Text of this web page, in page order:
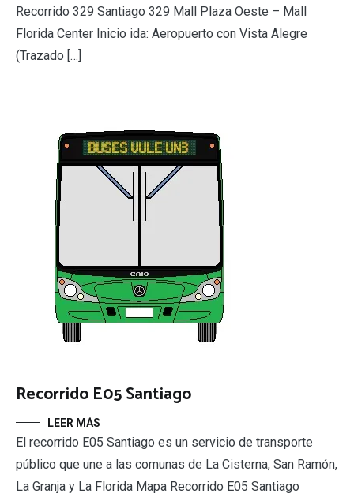
Recorrido 329 Santiago 329 Mall Plaza Oeste – Mall
Florida Center Inicio ida: Aeropuerto con Vista Alegre
(Trazado […]
Recorrido E05 Santiago
LEER MÁS
El recorrido E05 Santiago es un servicio de transporte
público que une a las comunas de La Cisterna, San Ramón,
La Granja y La Florida Mapa Recorrido E05 Santiago